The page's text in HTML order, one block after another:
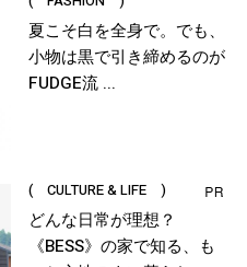
夏こそ白を全身で。でも、
小物は黒で引き締めるのが
FUDGE流 ...
( CULTURE & LIFE )
どんな日常が理想？
《BESS》の家で知る、も